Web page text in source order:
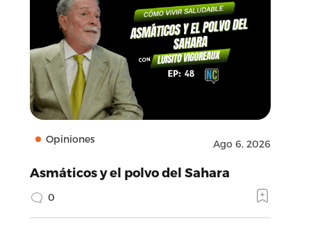
Opiniones Ago 6, 2026
Asmáticos y el polvo del Sahara
0